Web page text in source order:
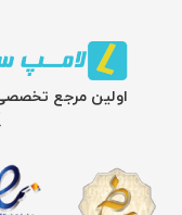
اولین مرجع